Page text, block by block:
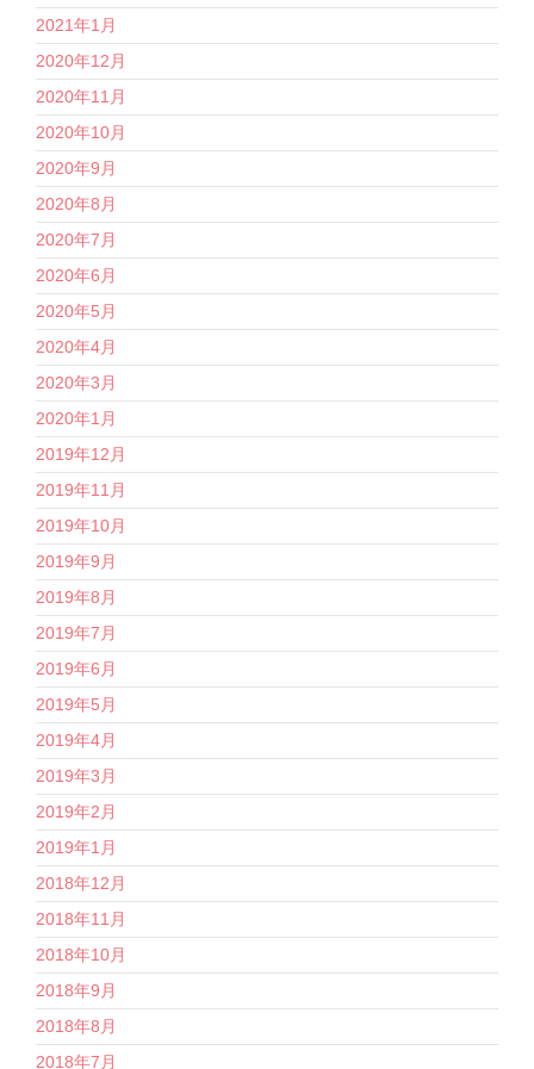
2021年1月
2020年12月
2020年11月
2020年10月
2020年9月
2020年8月
2020年7月
2020年6月
2020年5月
2020年4月
2020年3月
2020年1月
2019年12月
2019年11月
2019年10月
2019年9月
2019年8月
2019年7月
2019年6月
2019年5月
2019年4月
2019年3月
2019年2月
2019年1月
2018年12月
2018年11月
2018年10月
2018年9月
2018年8月
2018年7月